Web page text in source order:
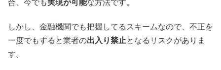
合、今でも実現が可能な方法です。
しかし、金融機関でも把握してるスキームなので、不正を
一度でもすると業者の出入り禁止となるリスクがありま
す。